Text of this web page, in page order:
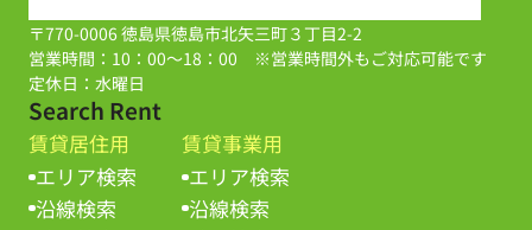
〒770-0006 徳島県徳島市北矢三町３丁目2-2
営業時間：10：00～18：00 ※営業時間外もご対応可能です
定休日：水曜日
Search Rent
賃貸居住用
エリア検索
沿線検索
賃貸事業用
エリア検索
沿線検索